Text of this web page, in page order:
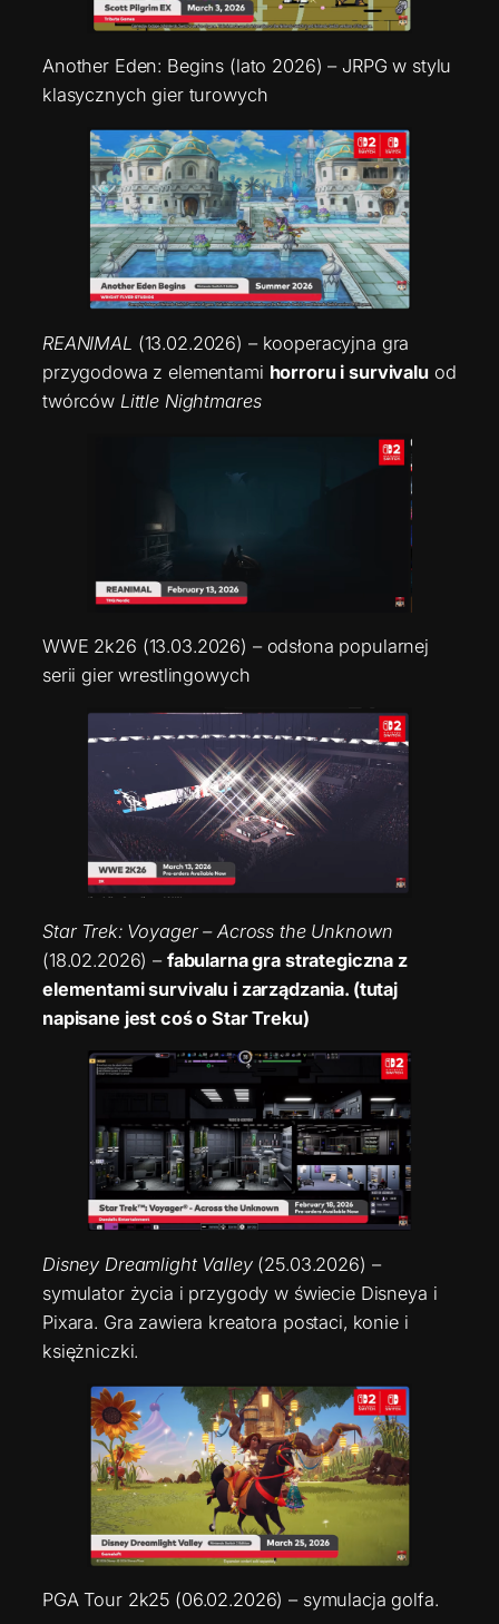
Another Eden: Begins (lato 2026) – JRPG w stylu
klasycznych gier turowych
REANIMAL (13.02.2026) – kooperacyjna gra
przygodowa z elementami horroru i survivaluod
twórców Little Nightmares
WWE 2k26 (13.03.2026) – odsłona popularnej
serii gier wrestlingowych
Star Trek: Voyager – Across the Unknown
(18.02.2026) – fabularna gra strategiczna z
elementami survivalu i zarządzania. (tutaj
napisane jest coś o Star Treku)
Disney Dreamlight Valley(25.03.2026) –
symulator życia i przygody w świecie Disneya i
Pixara. Gra zawiera kreatora postaci, konie i
księżniczki.
PGA Tour 2k25 (06.02.2026) – symulacja golfa.